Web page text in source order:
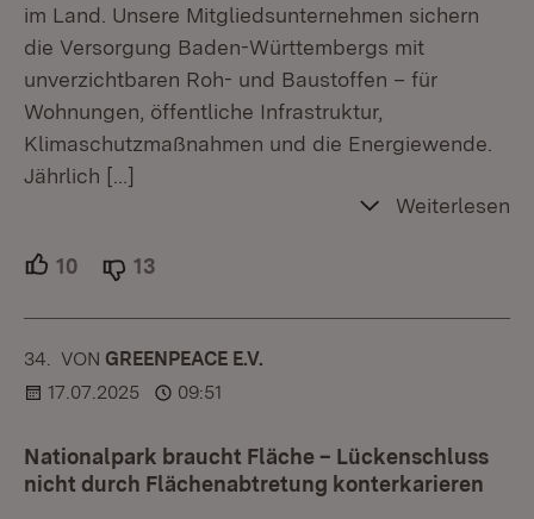
im Land. Unsere Mitgliedsunternehmen sichern
die Versorgung Baden-Württembergs mit
unverzichtbaren Roh- und Baustoffen – für
Wohnungen, öffentliche Infrastruktur,
Klimaschutzmaßnahmen und die Energiewende.
Jährlich […]
Weiterlesen
10 Unterstützer.
13
34. KOMMENTAR
VON :GREENPEACE E.V.
17.07.2025
09:51
Nationalpark braucht Fläche – Lückenschluss
nicht durch Flächenabtretung konterkarieren